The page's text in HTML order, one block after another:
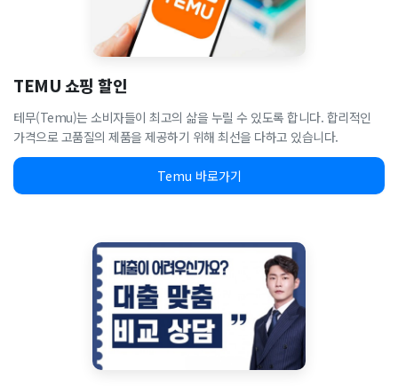
TEMU 쇼핑 할인
테무(Temu)는 소비자들이 최고의 삶을 누릴 수 있도록 합니다. 합리적인
가격으로 고품질의 제품을 제공하기 위해 최선을 다하고 있습니다.
Temu 바로가기